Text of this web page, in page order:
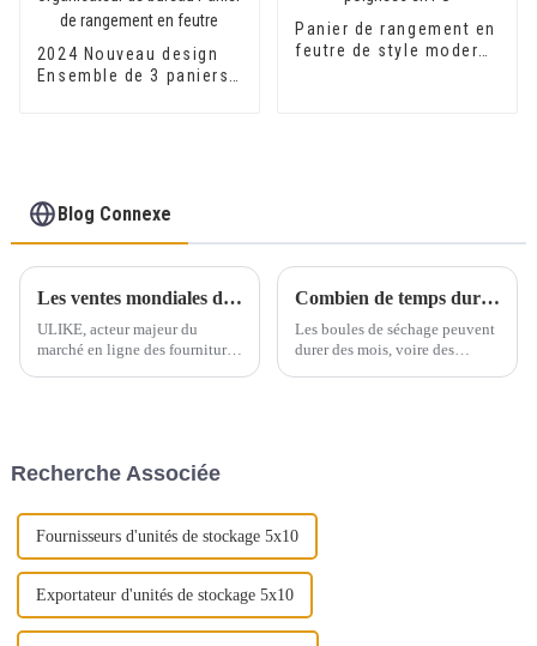
2024 Nouveau design
Ensemble de 3 paniers
Panier de rangement en
feutre de style moderne
Blog Connexe
Les ventes mondiales de produits pour la maison et le jardinage maintiendront une croissance régulière à l'avenir
ULIKE, acteur majeur du
marché en ligne des fournitures
respectueux de la nature.
Combien de temps durent les boules de séchage ?
Les boules de séchage peuvent
durer des mois, voire des
ou…
Recherche Associée
Fournisseurs d'unités de stockage 5x10
Exportateur d'unités de stockage 5x10